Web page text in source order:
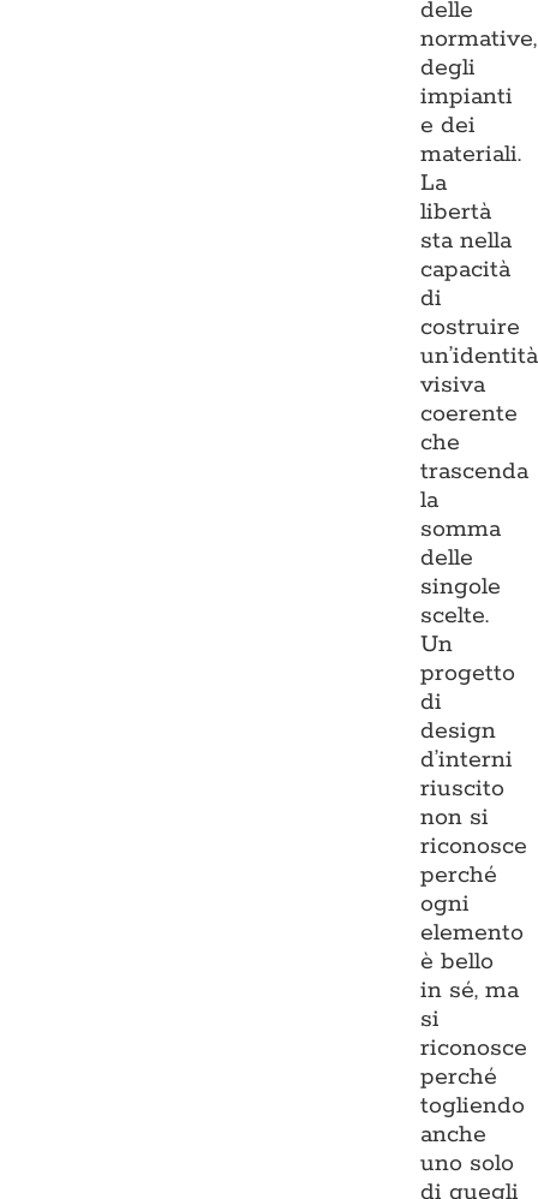
delle
normative,
degli
impianti
e dei
materiali.
La
libertà
sta nella
capacità
di
costruire
un’identità
visiva
coerente
che
trascenda
la
somma
delle
singole
scelte.
Un
progetto
di
design
d’interni
riuscito
non si
riconosce
perché
ogni
elemento
è bello
in sé, ma
si
riconosce
perché
togliendo
anche
uno solo
di quegli